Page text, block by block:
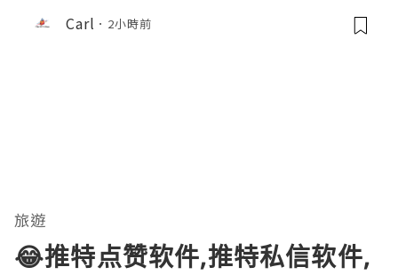
Carl 2小時前
旅遊
😂推特点赞软件,推特私信软件,